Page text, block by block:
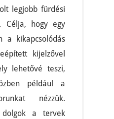
legjobb fürdési
Célja, hogy egy
a kikapcsolódás
kijelzővel
lehetővé teszi,
például a
nézzük.
a tervek